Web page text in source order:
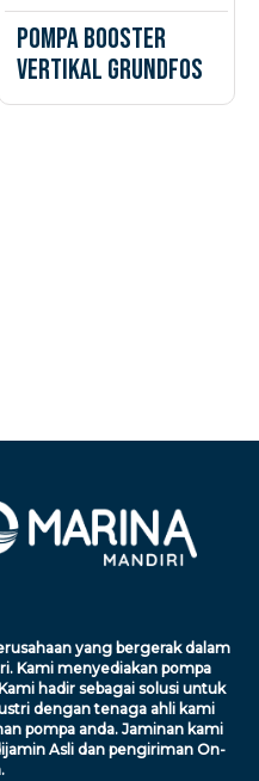
Pompa Booster
Vertikal Grundfos
yang bergerak dalam
Kami menyediakan pompa
hadir sebagai solusi untuk
dengan tenaga ahli kami
pompa anda. Jaminan kami
Asli dan pengiriman On-